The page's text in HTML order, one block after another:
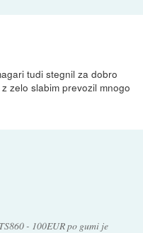
tudi stegnil za dobro
zelo slabim prevozil mnogo
- 100EUR po gumi je